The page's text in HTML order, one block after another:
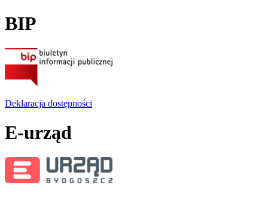
BIP
Deklaracja dostępności
E-urząd